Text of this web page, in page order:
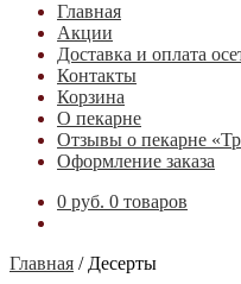
Главная
Акции
Доставка и оплата
Контакты
Корзина
О пекарне
Отзывы о пекарне
Оформление заказа
0 руб. 0 товаров
Главная / Десерты